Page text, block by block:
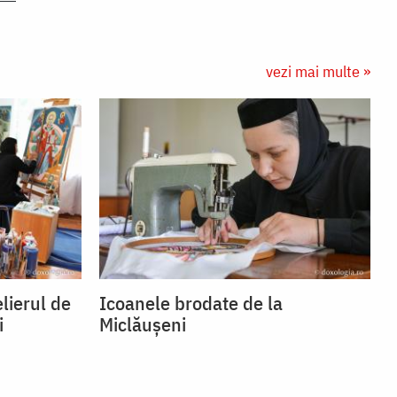
vezi mai multe »
de
Icoanele brodate de la
Miclăușeni